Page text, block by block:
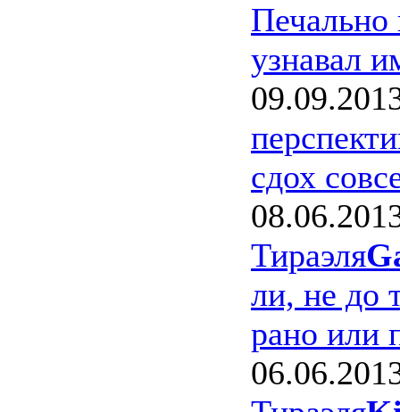
Печально
узнавал
сдох
Тираэля
ли, не до
рано или